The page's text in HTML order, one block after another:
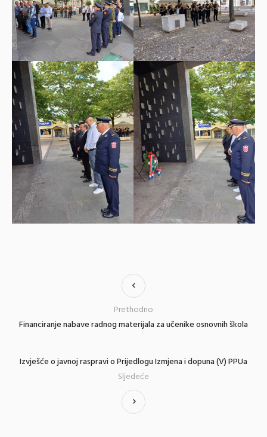
Financiranje nabave radnog materijala za učenike osnovnih škola
Prethodno
Izvješće o javnoj raspravi o Prijedlogu Izmjena i dopuna (V) PPUa
Sljedeće